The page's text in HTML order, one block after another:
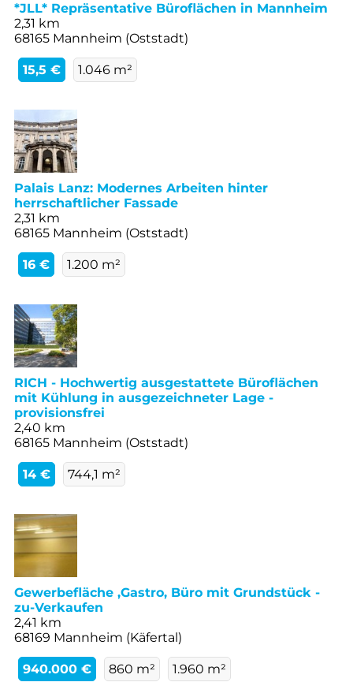
*JLL* Repräsentative Büroflächen in Mannheim
2,31 km
68165 Mannheim (Oststadt)
15,5 € 1.046 m²
Palais Lanz: Modernes Arbeiten hinter
herrschaftlicher Fassade
2,31 km
68165 Mannheim (Oststadt)
16 € 1.200 m²
RICH - Hochwertig ausgestattete Büroflächen
mit Kühlung in ausgezeichneter Lage -
provisionsfrei
2,40 km
68165 Mannheim (Oststadt)
14 € 744,1 m²
Gewerbefläche ,Gastro, Büro mit Grundstück -
zu-Verkaufen
2,41 km
68169 Mannheim (Käfertal)
940.000 € 860 m² 1.960 m²